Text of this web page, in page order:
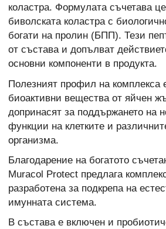
коластра. Формулата съчетава
биволската коластра с
богати на пролин (БПП). Тези
от състава и допълват
основни компоненти в продукта.
Полезният профил на комплекса
биоактивни вещества от яйчен
допринасят за поддържането на
функции на клетките и
организма.
Благодарение на богатото
Muracol Protect предлага
разработена за подкрепа на
имунната система.
В състава е включен и